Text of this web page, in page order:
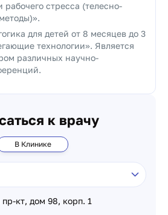
рабочего стресса (телесно-
для детей от 8 месяцев до 3
технологии». Является
различных научно-
к врачу
В Клинике
кт, дом 98, корп. 1